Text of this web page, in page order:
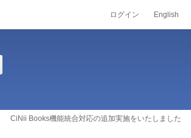
ログイン English
CiNii Books機能統合対応の追加実施をいたしました